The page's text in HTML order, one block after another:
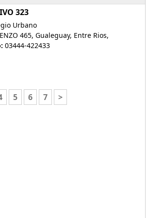
323
Urbano
465, Gualeguay, Entre Rios,
03444-422433
5 6 7 >